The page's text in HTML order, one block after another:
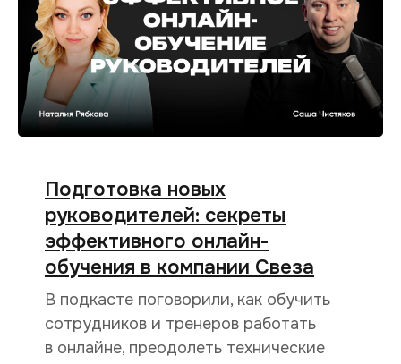
Подготовка новых
руководителей: секреты
эффективного онлайн-
обучения в компании Свеза
В подкасте поговорили, как обучить
сотрудников и тренеров работать
в онлайне, преодолеть технические